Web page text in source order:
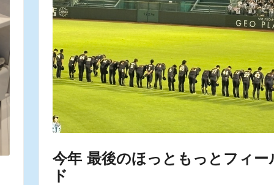
今年 最後のほっともっとフィー
ド